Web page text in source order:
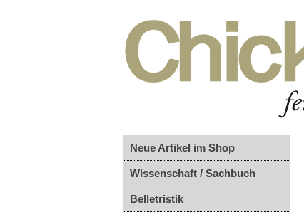
Neue Artikel im Shop
Wissenschaft / Sachbuch
Belletristik